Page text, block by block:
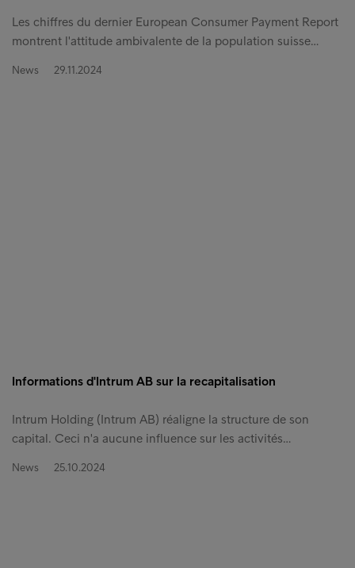
Les chiffres du dernier European Consumer Payment Report
montrent l'attitude ambivalente de la population suisse…
News 29.11.2024
Informations d'Intrum AB sur la recapitalisation
Intrum Holding (Intrum AB) réaligne la structure de son
capital. Ceci n'a aucune influence sur les activités…
News 25.10.2024